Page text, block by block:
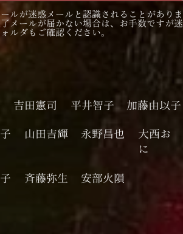
ルが迷惑メールと認識されることがありま
メールが届かない場合は、お手数ですが迷
ルダもご確認ください。
吉田憲司 平井智子 加藤由以子
山田吉輝 永野昌也
大西お
に
斉藤弥生 安部火隕